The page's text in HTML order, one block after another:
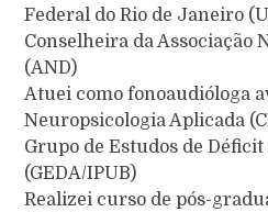
Federal do Rio de Janeiro
Conselheira da Associação
(AND)
Atuei como fonoaudióloga
Neuropsicologia Aplicada
Grupo de Estudos de Déficit
(GEDA/IPUB)
Realizei curso de pós-